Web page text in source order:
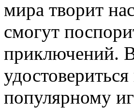
мира творит
смогут
приключений.
популярному